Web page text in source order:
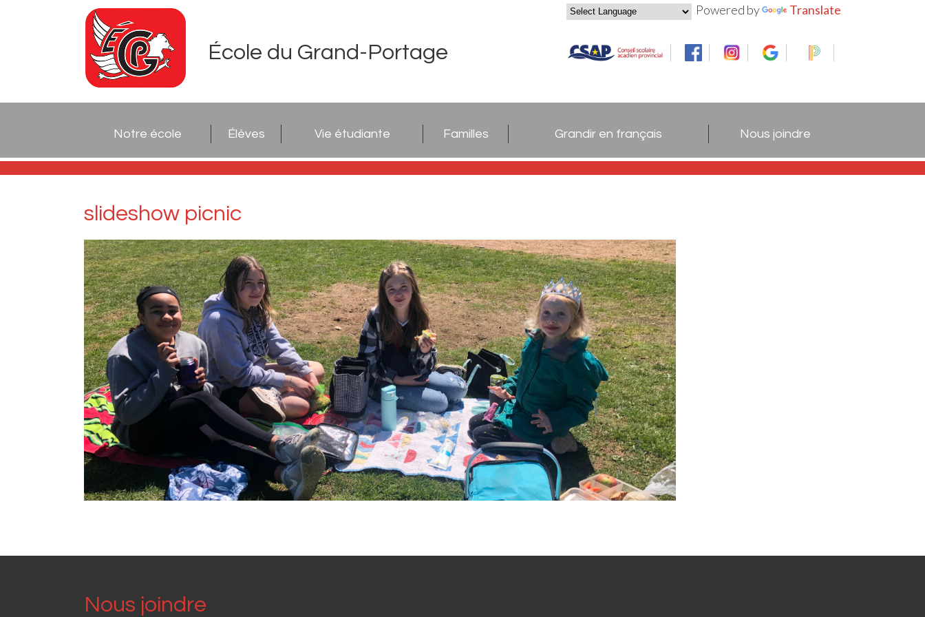
Powered by Translate
École du Grand-Portage
Notre école Élèves Vie étudiante Familles Grandir en français Nous joindre
slideshow picnic
Nous joindre